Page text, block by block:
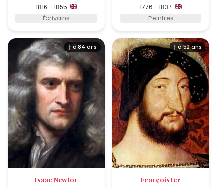
1816 - 1855
Écrivains
1776 - 1837
Peintres
† à 84 ans
Isaac Newton
† à 52 ans
François Ier